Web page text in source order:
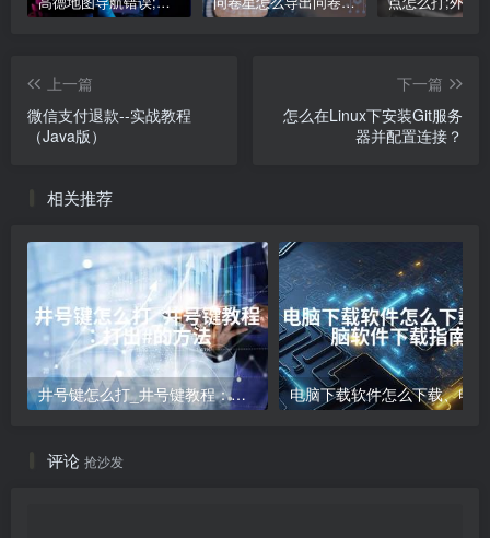
上一篇
微信支付退款--实战教程
（Java版）
下一篇
怎么在Linux下安装Git服务
器并配置连接？
相关推荐
井号键怎么打_井号键教程：打出#的方法
评论 抢沙发